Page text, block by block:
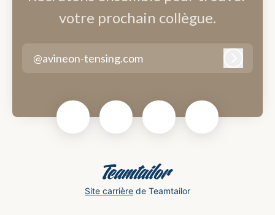
votre prochain collègue.
@avineon-tensing.com
Site carrière de Teamtailor